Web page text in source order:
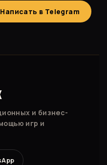
Написать в Telegram
и бизнес-
игр и